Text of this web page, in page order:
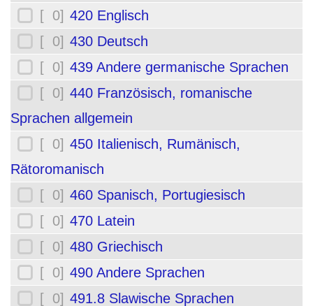
[ 0] 420 Englisch
[ 0] 430 Deutsch
[ 0] 439 Andere germanische Sprachen
[ 0] 440 Französisch, romanische
Sprachen allgemein
[ 0] 450 Italienisch, Rumänisch,
Rätoromanisch
[ 0] 460 Spanisch, Portugiesisch
[ 0] 470 Latein
[ 0] 480 Griechisch
[ 0] 490 Andere Sprachen
[ 0] 491.8 Slawische Sprachen